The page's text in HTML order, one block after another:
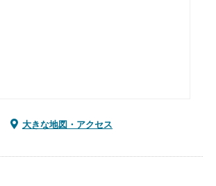
大きな地図・アクセス